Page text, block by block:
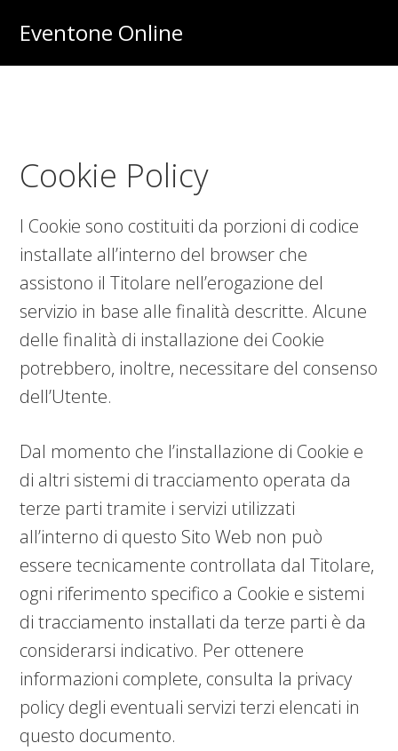
main
primary
Eventone Online
e
Online
Cookie Policy
I Cookie sono costituiti da porzioni di codice
installate all’interno del browser che
assistono il Titolare nell’erogazione del
servizio in base alle finalità descritte. Alcune
delle finalità di installazione dei Cookie
potrebbero, inoltre, necessitare del consenso
dell’Utente.
Dal momento che l’installazione di Cookie e
di altri sistemi di tracciamento operata da
terze parti tramite i servizi utilizzati
all’interno di questo Sito Web non può
essere tecnicamente controllata dal Titolare,
ogni riferimento specifico a Cookie e sistemi
di tracciamento installati da terze parti è da
considerarsi indicativo. Per ottenere
informazioni complete, consulta la privacy
policy degli eventuali servizi terzi elencati in
questo documento.